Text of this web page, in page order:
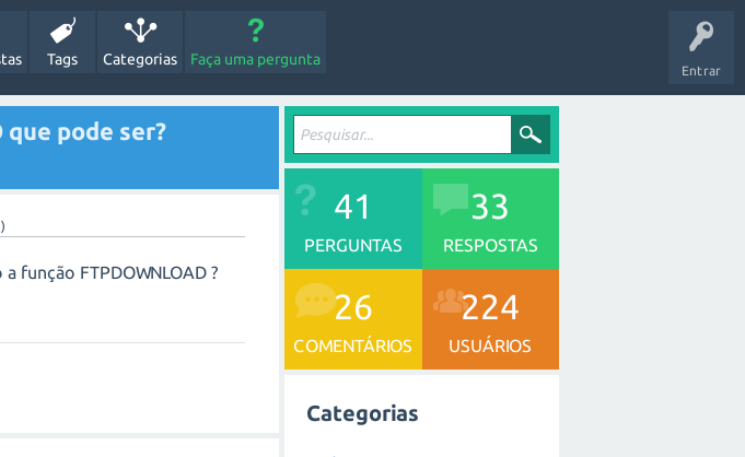
Entrar
Tags Categorias Faça uma pergunta
que pode ser?
função FTPDOWNLOAD ?
41
PERGUNTAS
33
RESPOSTAS
26
COMENTÁRIOS
224
USUÁRIOS
Categorias